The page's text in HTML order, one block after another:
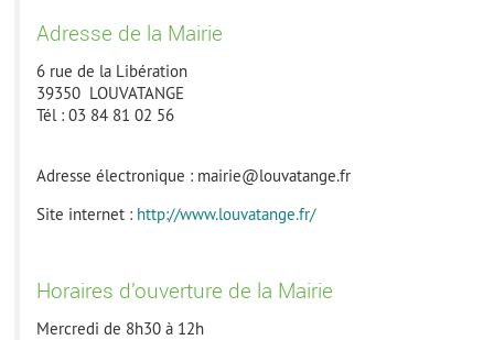
Adresse de la Mairie
6 rue de la Libération
39350 LOUVATANGE
Tél : 03 84 81 02 56
Adresse électronique : mairie@louvatange.fr
Site internet : http://www.louvatange.fr/
Horaires d'ouverture de la Mairie
Mercredi de 8h30 à 12h